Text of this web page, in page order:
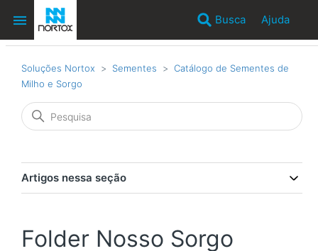
Busca Ajuda
Soluções Nortox Sementes
Catálogo de Sementes de
Milho e Sorgo
Artigos nessa seção
Folder Nosso Sorgo